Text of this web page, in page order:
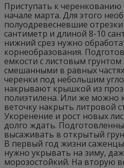
Приступать к
начале марта. Для этого
полуодревесневшие
сантиметр и длиной 8-10
нижний срез нужно
корнеобразования.
емкости с листовым
смешанными в равных
черенки под небольшим
накрывают крышкой из
полиэтилена. Или же можно
веточку накрыть литровой
Укоренение и рост новых
долго ждать.
высаживать в открытый
В первый год жизни
нужно укрывать на зиму,
морозостойкий. На вторую